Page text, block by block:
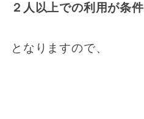
２人以上での利用が条件
となりますので、